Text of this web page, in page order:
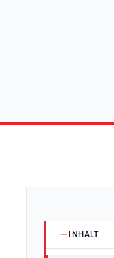
INHALT